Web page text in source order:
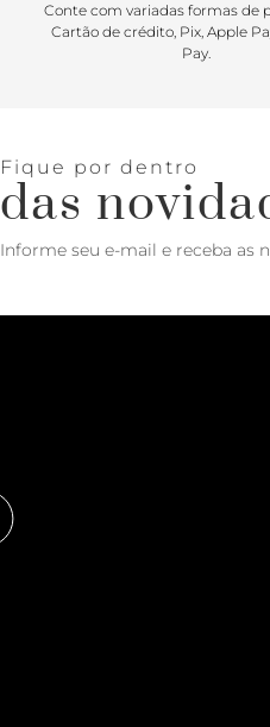
Conte com variadas formas de
Cartão de crédito, Pix, Apple
Pay.
Fique por dentro
das
Informe seu e-mail e receba as